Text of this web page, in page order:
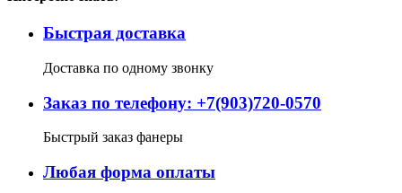
Быстрая доставка
Доставка по одному звонку
Заказ по телефону: +7(903)720-0570
Быстрый заказ фанеры
Любая форма оплаты